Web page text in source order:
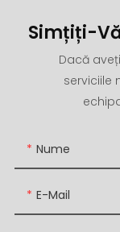
Simțiți-
Dacă
serviciile
Nume
E-Mail